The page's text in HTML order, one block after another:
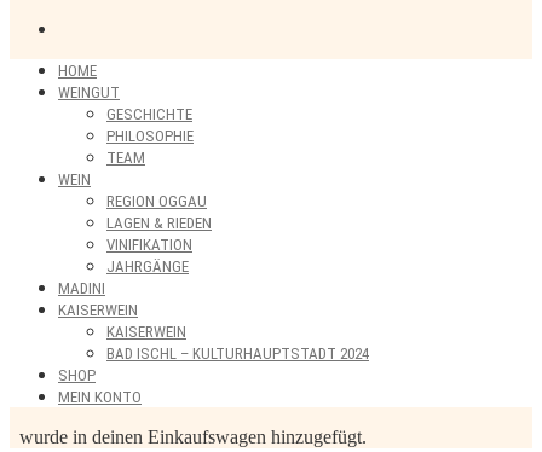
HOME
WEINGUT
GESCHICHTE
PHILOSOPHIE
TEAM
WEIN
REGION OGGAU
LAGEN & RIEDEN
VINIFIKATION
JAHRGÄNGE
MADINI
KAISERWEIN
KAISERWEIN
BAD ISCHL – KULTURHAUPTSTADT 2024
SHOP
MEIN KONTO
wurde in deinen Einkaufswagen hinzugefügt.